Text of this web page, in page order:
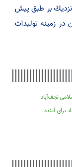
نزديك بر طبق پيش
زمينه توليدات
برای آینده